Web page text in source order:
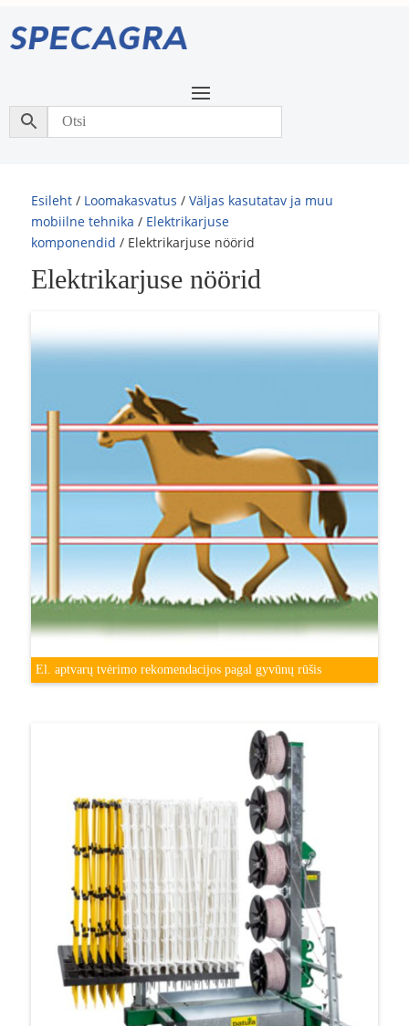
Esileht / Loomakasvatus /Väljas kasutatav ja muu
mobiilne tehnika / Elektrikarjuse
komponendid / Elektrikarjuse nöörid
Elektrikarjuse nöörid
El. aptvarų tvėrimo rekomendacijos pagal gyvūnų rūšis